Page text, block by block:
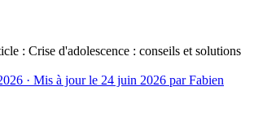
· Mis à jour le 24 juin 2026 par Fabien